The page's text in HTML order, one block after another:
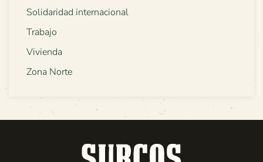
Solidaridad internacional
Trabajo
Vivienda
Zona Norte